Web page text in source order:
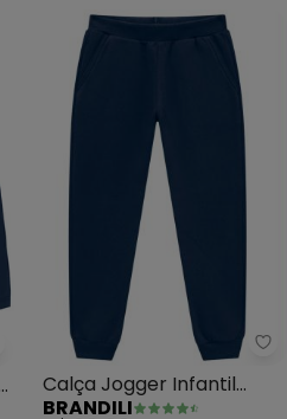
- Kit Infantil Menino
Calça Jogger Infantil
Menino com Cor Lisa
BRANDILI